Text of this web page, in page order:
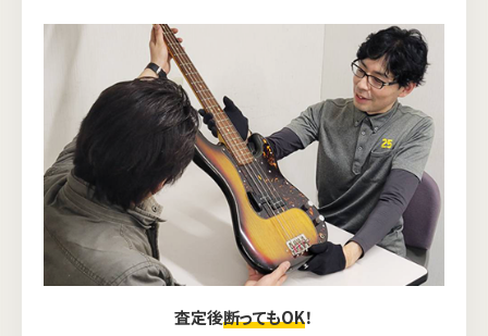
査定後断ってもOK！